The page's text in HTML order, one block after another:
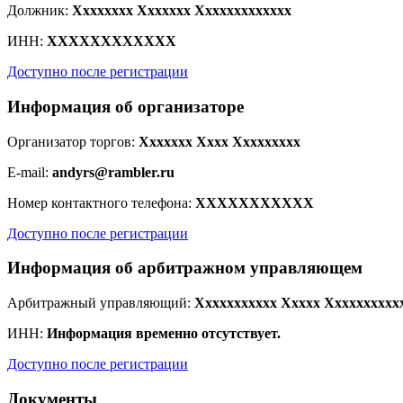
Должник: Xxxxxxxx Xxxxxxx Xxxxxxxxxxxxx
ИНН: XXXXXXXXXXXX
Доступно после регистрации
Информация об организаторе
Организатор торгов: Xxxxxxx Xxxx Xxxxxxxxx
E-mail: andyrs@rambler.ru
Номер контактного телефона: XXXXXXXXXXX
Доступно после регистрации
Информация об арбитражном управляющем
Арбитражный управляющий: Xxxxxxxxxxx Xxxxx
ИНН: Информация временно отсутствует.
Доступно после регистрации
Документы